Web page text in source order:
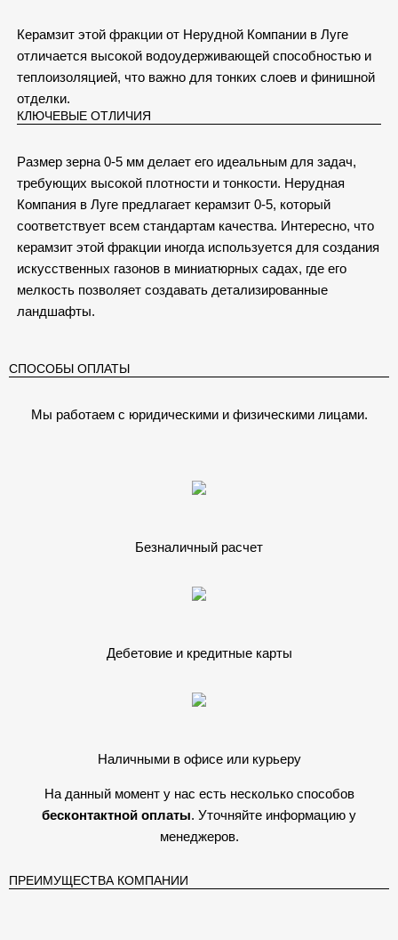
Керамзит этой фракции от Нерудной Компании в Луге
отличается высокой водоудерживающей способностью и
теплоизоляцией, что важно для тонких слоев и финишной
отделки.
КЛЮЧЕВЫЕ ОТЛИЧИЯ
Размер зерна 0-5 мм делает его идеальным для задач,
требующих высокой плотности и тонкости. Нерудная
Компания в Луге предлагает керамзит 0-5, который
соответствует всем стандартам качества. Интересно, что
керамзит этой фракции иногда используется для создания
искусственных газонов в миниатюрных садах, где его
мелкость позволяет создавать детализированные
ландшафты.
СПОСОБЫ ОПЛАТЫ
Мы работаем с юридическими и физическими лицами.
Безналичный расчет
Дебетовие и кредитные карты
Наличными в офисе или курьеру
На данный момент у нас есть несколько способов
бесконтактной оплаты. Уточняйте информацию у
менеджеров.
ПРЕИМУЩЕСТВА КОМПАНИИ